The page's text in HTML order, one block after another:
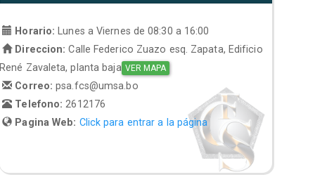
Horario:
Lunes a Viernes de 08:30 a 16:00
Direccion: Calle Federico Zuazo esq. Zapata, Edificio
René Zavaleta, planta baja VER MAPA
Correo:psa.fcs@umsa.bo
Telefono: 2612176
Pagina Web: Click para entrar a la página